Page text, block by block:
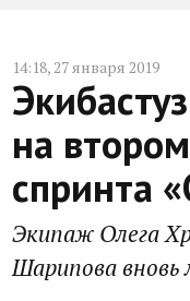
14:18, 27 января 2019
на
спринта
Экипаж Олега
Шарипова вновь